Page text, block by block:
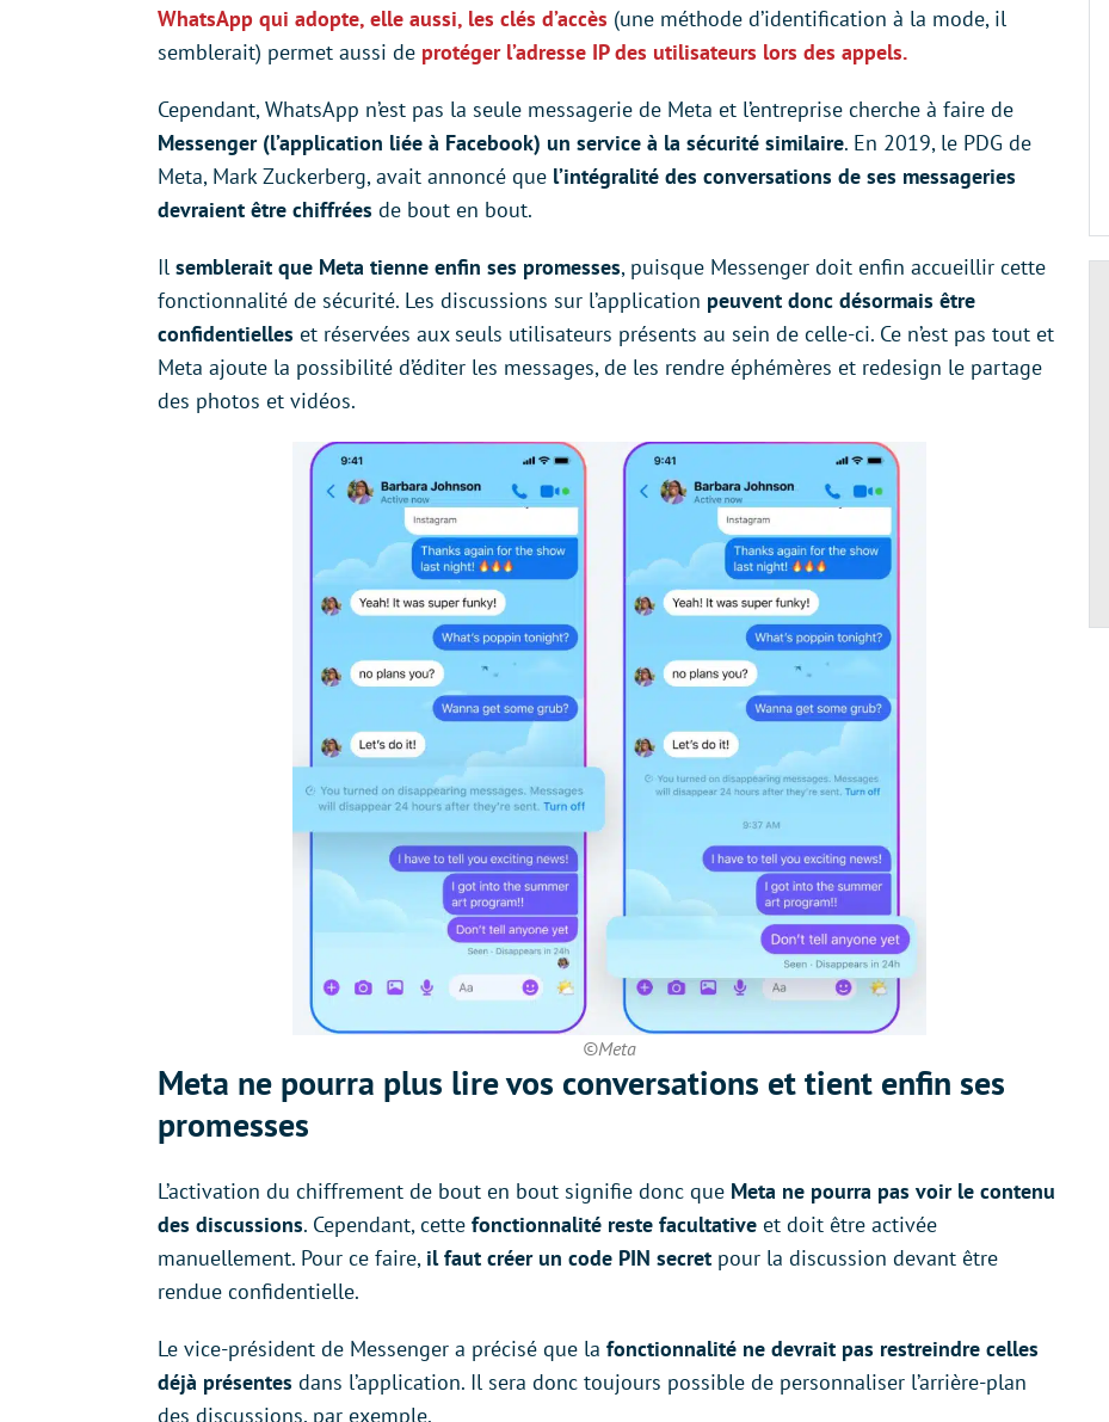
WhatsApp qui adopte, elle aussi, les clés d’accès (une méthode d’identification à la mode, il
semblerait) permet aussi de protéger l’adresse IP des utilisateurs lors des appels.
Cependant, WhatsApp n’est pas la seule messagerie de Meta et l’entreprise cherche à faire de
Messenger (l’application liée à Facebook) un service à la sécurité similaire. En 2019, le PDG de
Meta, Mark Zuckerberg, avait annoncé que l’intégralité des conversations de ses messageries
devraient être chiffrées de bout en bout.
Il semblerait que Meta tienne enfin ses promesses, puisque Messenger doit enfin accueillir cette
fonctionnalité de sécurité. Les discussions sur l’application peuvent donc désormais être
confidentielles et réservées aux seuls utilisateurs présents au sein de celle-ci. Ce n’est pas tout et
Meta ajoute la possibilité d’éditer les messages, de les rendre éphémères et redesign le partage
des photos et vidéos.
©Meta
Meta ne pourra plus lire vos conversations et tient enfin ses
promesses
L’activation du chiffrement de bout en bout signifie donc que Meta ne pourra pas voir le contenu
des discussions. Cependant, cette fonctionnalité reste facultative et doit être activée
manuellement. Pour ce faire, il faut créer un code PIN secret pour la discussion devant être
rendue confidentielle.
Le vice-président de Messenger a précisé que la fonctionnalité ne devrait pas restreindre celles
déjà présentes dans l’application. Il sera donc toujours possible de personnaliser l’arrière-plan
des discussions, par exemple.